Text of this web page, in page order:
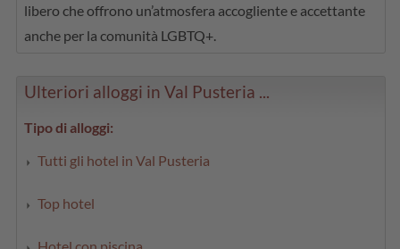
libero che offrono un’atmosfera accogliente e accettante
anche per la comunità LGBTQ+.
Ulteriori alloggi in Val Pusteria ...
Tipo di alloggi:
Tutti gli hotel in Val Pusteria
Top hotel